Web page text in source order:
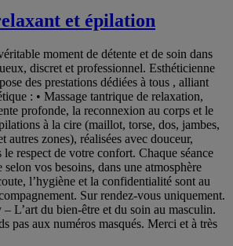
et épilation
moment de détente et de soin dans
discret et professionnel. Esthéticienne
des prestations dédiées à tous , alliant
: • Massage tantrique de relaxation,
profonde, la reconnexion au corps et le
à la cire (maillot, torse, dos, jambes,
autres zones), réalisées avec douceur,
le respect de votre confort. Chaque séance
selon vos besoins, dans une atmosphère
l’hygiène et la confidentialité sont au
Sur rendez-vous uniquement.
L’art du bien-être et du soin au masculin.
pas aux numéros masqués. Merci et à très